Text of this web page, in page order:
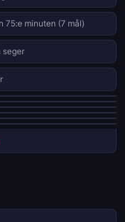
med läget i ligan just
75:e minuten (7 mål)
seger
4 ligamatcher
senaste 6 matcher
den 75:e minuten (6 mål)
den här säsongen
den här säsongen